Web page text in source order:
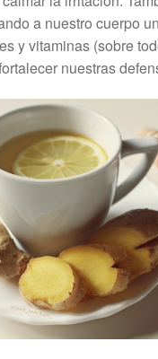
a nuestro cuerpo
y vitaminas (sobre
nuestras